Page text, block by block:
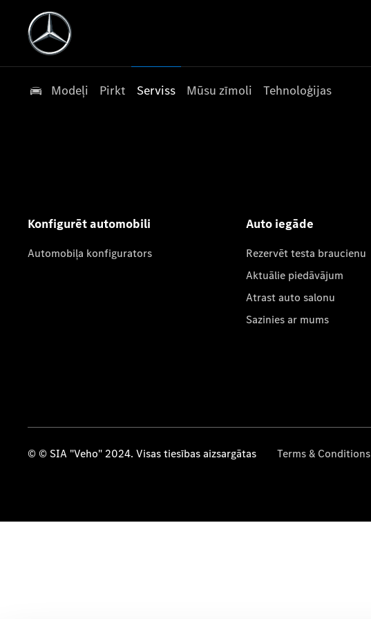
Modeļi Pirkt Serviss Mūsu zīmoli Tehnoloģijas
Konfigurēt automobili
Automobiļa konfigurators
Auto iegāde
Rezervēt testa braucienu
Aktuālie piedāvājum
Atrast auto salonu
Sazinies ar mums
© © SIA "Veho" 2024. Visas tiesības aizsargātas Terms & Conditions